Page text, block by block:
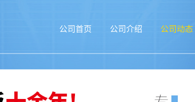
公司首页 公司介绍 公司动态